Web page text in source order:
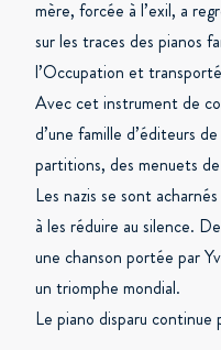
mère, forcée à l’exil, a
sur les traces des pianos
l’Occupation et
Avec cet instrument de
d’une famille d’éditeurs
partitions, des menuets
Les nazis se sont
à les réduire au silence.
une chanson portée par
un triomphe mondial.
Le piano disparu